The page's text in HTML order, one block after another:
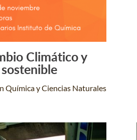
Leer Más +
Climático y
Química y Ciencias Naturales